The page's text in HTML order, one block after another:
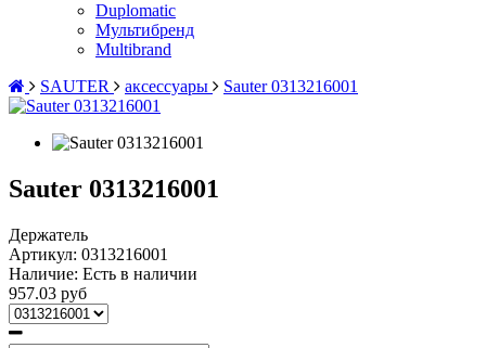
Duplomatic
Мультибренд
Multibrand
SAUTER
аксессуары Sauter 0313216001
Sauter 0313216001
Держатель
Артикул: 0313216001
Наличие: Есть в наличии
957.03 руб